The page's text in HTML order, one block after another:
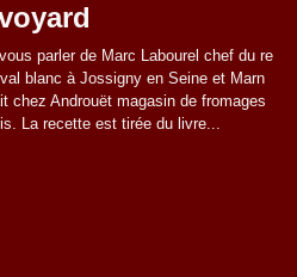
parler de Marc Labourel chef du re
blanc à Jossigny en Seine et Marn
chez Androuët magasin de fromages
La recette est tirée du livre...